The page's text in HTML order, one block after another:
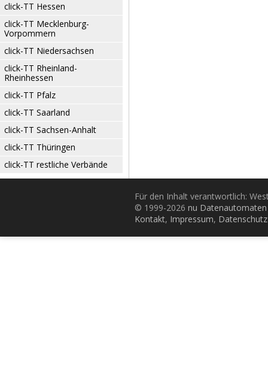
click-TT Hessen
click-TT Mecklenburg-
Vorpommern
click-TT Niedersachsen
click-TT Rheinland-
Rheinhessen
click-TT Pfalz
click-TT Saarland
click-TT Sachsen-Anhalt
click-TT Thüringen
click-TT restliche Verbände
Für den Inhalt verantwortlich:
© 1999-2026 nu
Kontakt, Impressum, Datenschutz